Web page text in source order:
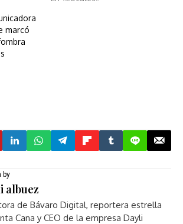
marcó
by
albuez
de Bávaro Digital, reportera estrella
Cana y CEO de la empresa Dayli